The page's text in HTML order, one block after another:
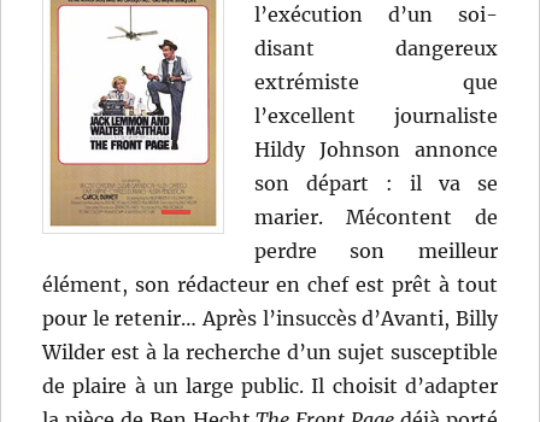
l’exécution d’un soi-
disant dangereux
extrémiste que
l’excellent journaliste
Hildy Johnson annonce
son départ : il va se
marier. Mécontent de
perdre son meilleur
élément, son rédacteur en chef est prêt à tout
pour le retenir… Après l’insuccès d’Avanti, Billy
Wilder est à la recherche d’un sujet susceptible
de plaire à un large public. Il choisit d’adapter